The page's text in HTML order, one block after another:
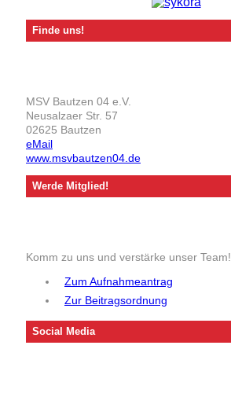
Finde uns!
MSV Bautzen 04 e.V.
Neusalzaer Str. 57
02625 Bautzen
eMail
www.msvbautzen04.de
Werde Mitglied!
Komm zu uns und verstärke unser Team!
Zum Aufnahmeantrag
Zur Beitragsordnung
Social Media